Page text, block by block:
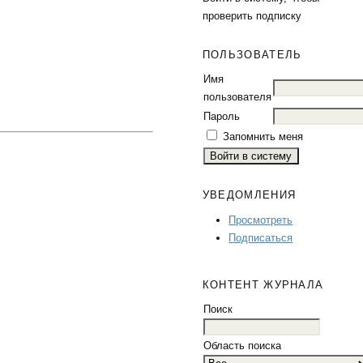
проверить подписку
ПОЛЬЗОВАТЕЛЬ
Имя
пользователя
Пароль
Запомнить меня
УВЕДОМЛЕНИЯ
Просмотреть
Подписаться
КОНТЕНТ ЖУРНАЛА
Поиск
Область поиска